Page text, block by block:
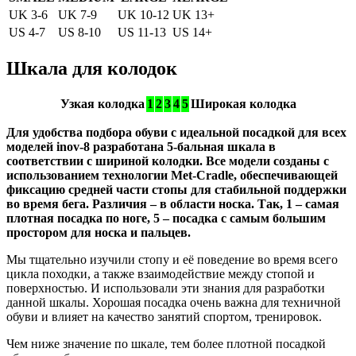
UK 3-6
UK 7-9 UK 10-12 UK 13+
US 4-7
US 8-10 US 11-13 US 14+
Шкала для колодок
Узкая колодка 1 2 3 4 5 Широкая колодка
Для удобства подбора обуви с идеальной посадкой для всех
моделей inov-8 разработана 5-бальная шкала в
соответствии с шириной колодки. Все модели созданы с
использованием технологии Met-Cradle, обеспечивающей
фиксацию средней части стопы для стабильной поддержки
во время бега. Различия – в области носка. Так, 1 – самая
плотная посадка по ноге, 5 – посадка с самым большим
простором для носка и пальцев.
Мы тщательно изучили стопу и её поведение во время всего
цикла походки, а также взаимодействие между стопой и
поверхностью. И использовали эти знания для разработки
данной шкалы. Хорошая посадка очень важна для техничной
обуви и влияет на качество занятий спортом, тренировок.
Чем ниже значение по шкале, тем более плотной посадкой